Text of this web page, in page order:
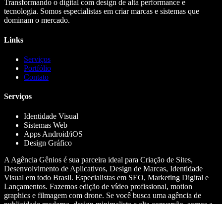
Transformando o digital com design de alta performance e
tecnologia. Somos especialistas em criar marcas e sistemas que
dominam o mercado.
Links
Serviços
Portfólio
Contato
Serviços
Identidade Visual
Sistemas Web
Apps Android/iOS
Design Gráfico
A Agência Gênios é sua parceira ideal para Criação de Sites,
Desenvolvimento de Aplicativos, Design de Marcas, Identidade
Visual em todo Brasil. Especialistas em SEO, Marketing Digital e
Lançamentos. Fazemos edição de vídeo profissional, motion
graphics e filmagem com drone. Se você busca uma agência de